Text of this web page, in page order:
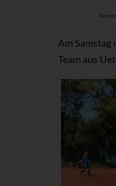
Am Samstag
Team aus